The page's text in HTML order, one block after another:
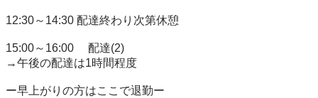
12:30～14:30 配達終わり次第休憩
15:00～16:00　 配達(2)
→午後の配達は1時間程度
ー早上がりの方はここで退勤ー